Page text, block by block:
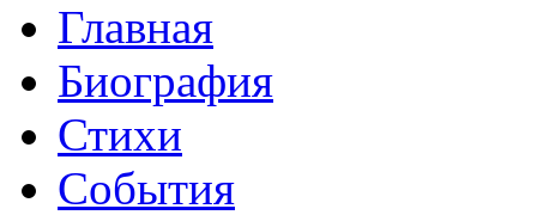
Главная
Биография
Стихи
События